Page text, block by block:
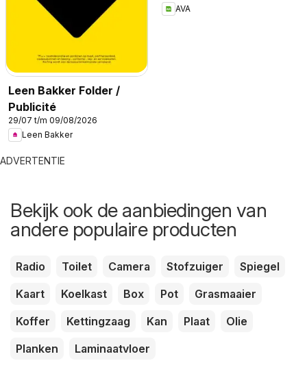
Leen Bakker Folder /
Publicité
29/07 t/m 09/08/2026
Leen Bakker
AVA
ADVERTENTIE
Bekijk ook de aanbiedingen van
andere populaire producten
Radio Toilet Camera Stofzuiger
Spiegel
Kaart
Koelkast Box Pot
Grasmaaier
Koffer
Kettingzaag Kan Plaat
Olie
Planken
Laminaatvloer